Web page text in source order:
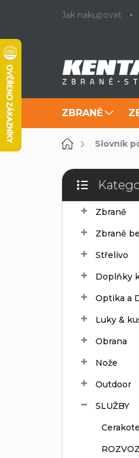
Jak nakupovat
ZBRANĚ
DomůSlovník
P
s
Přeskočit
kategorie
Zbraně
Zbraně
Střelivo
Doplňky
Optika a
Luky &
Obrana
Nože
Outdoor
SLUŽBY
Cerakote